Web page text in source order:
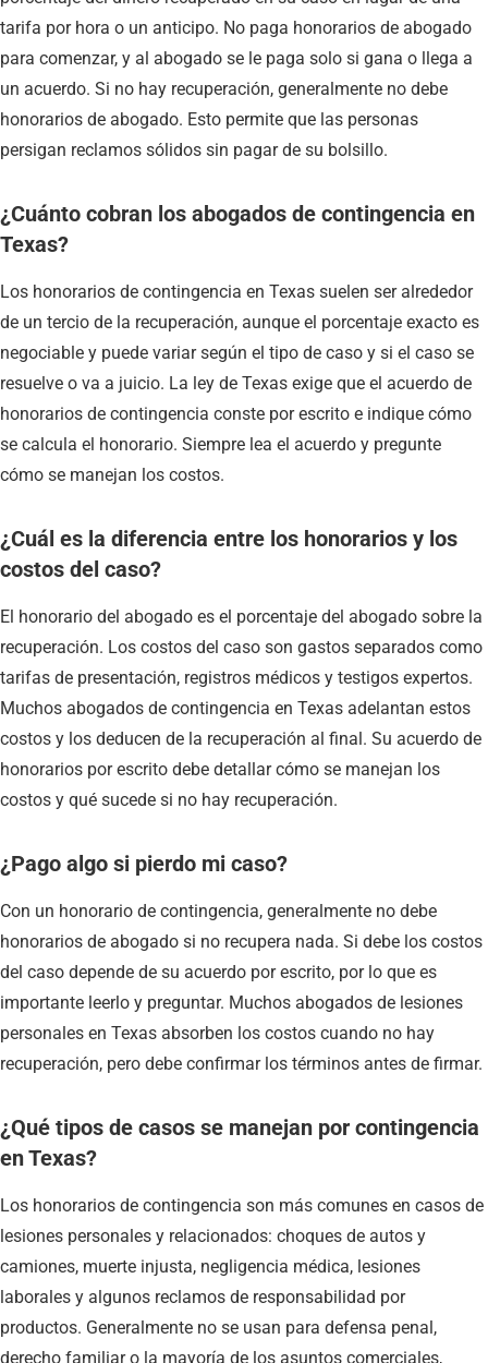
tarifa por hora o un anticipo. No paga honorarios de abogado
para comenzar, y al abogado se le paga solo si gana o llega a
un acuerdo. Si no hay recuperación, generalmente no debe
honorarios de abogado. Esto permite que las personas
persigan reclamos sólidos sin pagar de su bolsillo.
¿Cuánto cobran los abogados de contingencia en
Texas?
Los honorarios de contingencia en Texas suelen ser alrededor
de un tercio de la recuperación, aunque el porcentaje exacto es
negociable y puede variar según el tipo de caso y si el caso se
resuelve o va a juicio. La ley de Texas exige que el acuerdo de
honorarios de contingencia conste por escrito e indique cómo
se calcula el honorario. Siempre lea el acuerdo y pregunte
cómo se manejan los costos.
¿Cuál es la diferencia entre los honorarios y los
costos del caso?
El honorario del abogado es el porcentaje del abogado sobre la
recuperación. Los costos del caso son gastos separados como
tarifas de presentación, registros médicos y testigos expertos.
Muchos abogados de contingencia en Texas adelantan estos
costos y los deducen de la recuperación al final. Su acuerdo de
honorarios por escrito debe detallar cómo se manejan los
costos y qué sucede si no hay recuperación.
¿Pago algo si pierdo mi caso?
Con un honorario de contingencia, generalmente no debe
honorarios de abogado si no recupera nada. Si debe los costos
del caso depende de su acuerdo por escrito, por lo que es
importante leerlo y preguntar. Muchos abogados de lesiones
personales en Texas absorben los costos cuando no hay
recuperación, pero debe confirmar los términos antes de firmar.
¿Qué tipos de casos se manejan por contingencia
en Texas?
Los honorarios de contingencia son más comunes en casos de
lesiones personales y relacionados: choques de autos y
camiones, muerte injusta, negligencia médica, lesiones
laborales y algunos reclamos de responsabilidad por
productos. Generalmente no se usan para defensa penal,
derecho familiar o la mayoría de los asuntos comerciales,